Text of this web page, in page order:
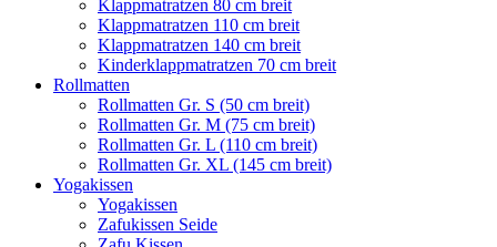
Klappmatratzen 80 cm breit
Klappmatratzen 110 cm breit
Klappmatratzen 140 cm breit
Kinderklappmatratzen 70 cm breit
Rollmatten
Rollmatten Gr. S (50 cm breit)
Rollmatten Gr. M (75 cm breit)
Rollmatten Gr. L (110 cm breit)
Rollmatten Gr. XL (145 cm breit)
Yogakissen
Yogakissen
Zafukissen Seide